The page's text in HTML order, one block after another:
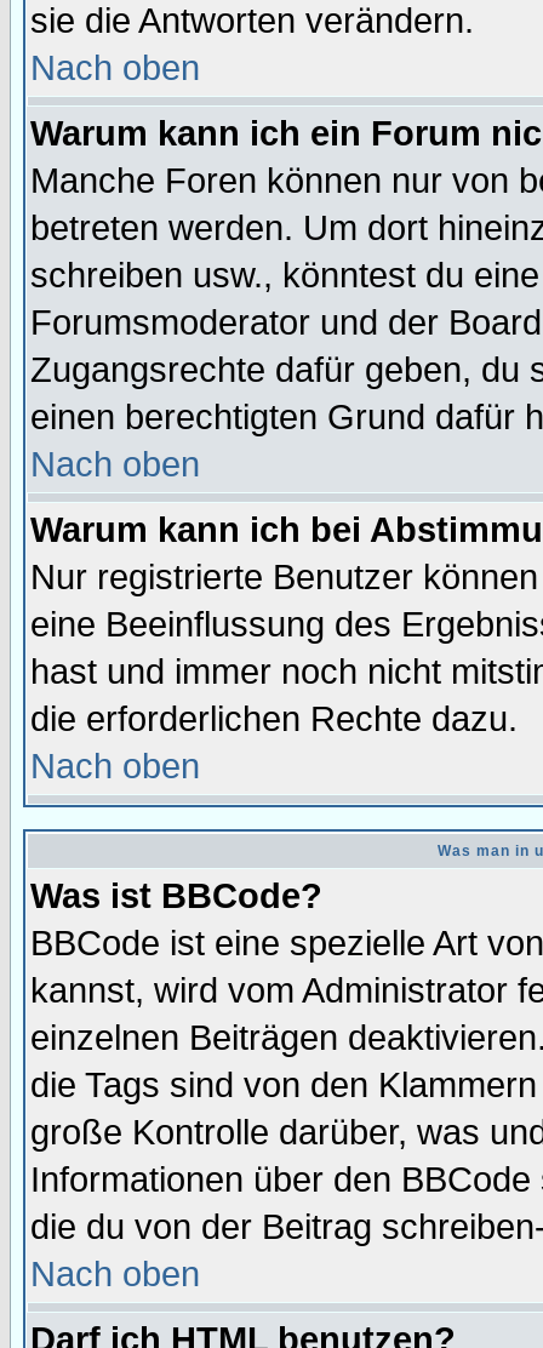
sie die Antworten verändern.
Nach oben
Warum kann ich ein Forum
Manche Foren können nur von
betreten werden. Um dort
schreiben usw., könntest du
Forumsmoderator und der
Zugangsrechte dafür geben, du
einen berechtigten Grund dafür
Nach oben
Warum kann ich bei
Nur registrierte Benutzer
eine Beeinflussung des
hast und immer noch nicht
die erforderlichen Rechte dazu.
Nach oben
Was man in
Was ist BBCode?
BBCode ist eine spezielle Art
kannst, wird vom Administrator
einzelnen Beiträgen
die Tags sind von den
große Kontrolle darüber, was
Informationen über den
die du von der Beitrag
Nach oben
Darf ich HTML benutzen?